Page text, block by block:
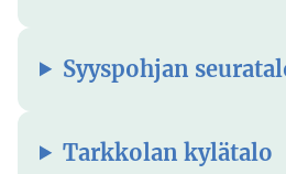
Syyspohjan
Tarkkolan kylätalo